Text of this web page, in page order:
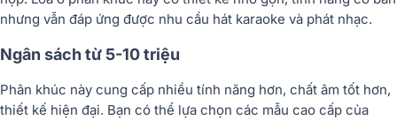
nhưng vẫn đáp ứng được nhu cầu hát karaoke và phát nhạc.
Ngân sách từ 5-10 triệu
Phân khúc này cung cấp nhiều tính năng hơn, chất âm tốt hơn,
thiết kế hiện đại. Bạn có thể lựa chọn các mẫu cao cấp của